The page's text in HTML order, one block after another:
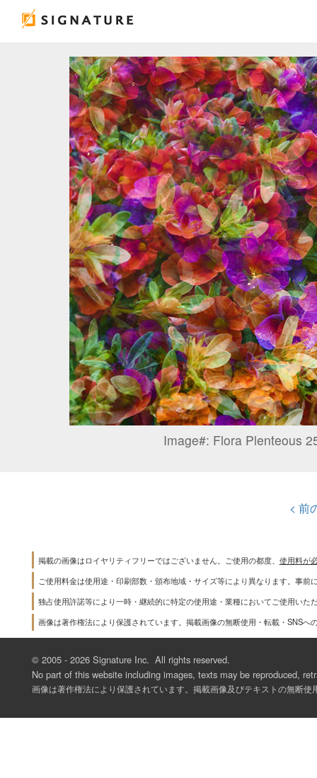
Image#: Flora Plenteous
< 前
掲載の画像はロイヤリティフリーではございません。ご使用の都度、 使用料が
ご使用料金は使用途・印刷部数・頒布地域・サイズ等により異なります。事前
独占使用許諾等により一時・継続的に特定の使用途・業種においてご使用いた
画像は著作権法により保護されています。掲載画像の無断使用・転載・SNSへ
© 2005 - 2026 Signature Inc. All rights reserved.
No part of this website including images, texts may be reproduced,
画像は著作権法により保護されています。掲載画像及びテキストの無断